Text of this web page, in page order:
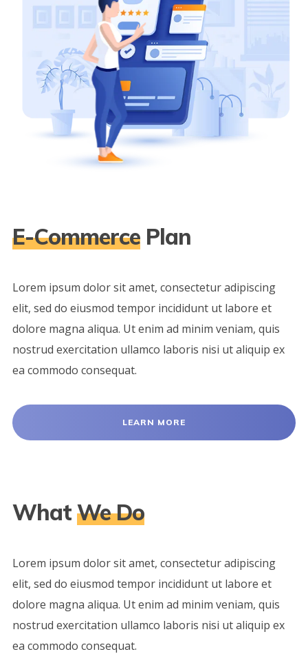
E-CommercePlan
Lorem ipsum dolor sit amet, consectetur adipiscing
elit, sed do eiusmod tempor incididunt ut labore et
dolore magna aliqua. Ut enim ad minim veniam, quis
nostrud exercitation ullamco laboris nisi ut aliquip ex
ea commodo consequat.
LEARN MORE
What We Do
Lorem ipsum dolor sit amet, consectetur adipiscing
elit, sed do eiusmod tempor incididunt ut labore et
dolore magna aliqua. Ut enim ad minim veniam, quis
nostrud exercitation ullamco laboris nisi ut aliquip ex
ea commodo consequat.